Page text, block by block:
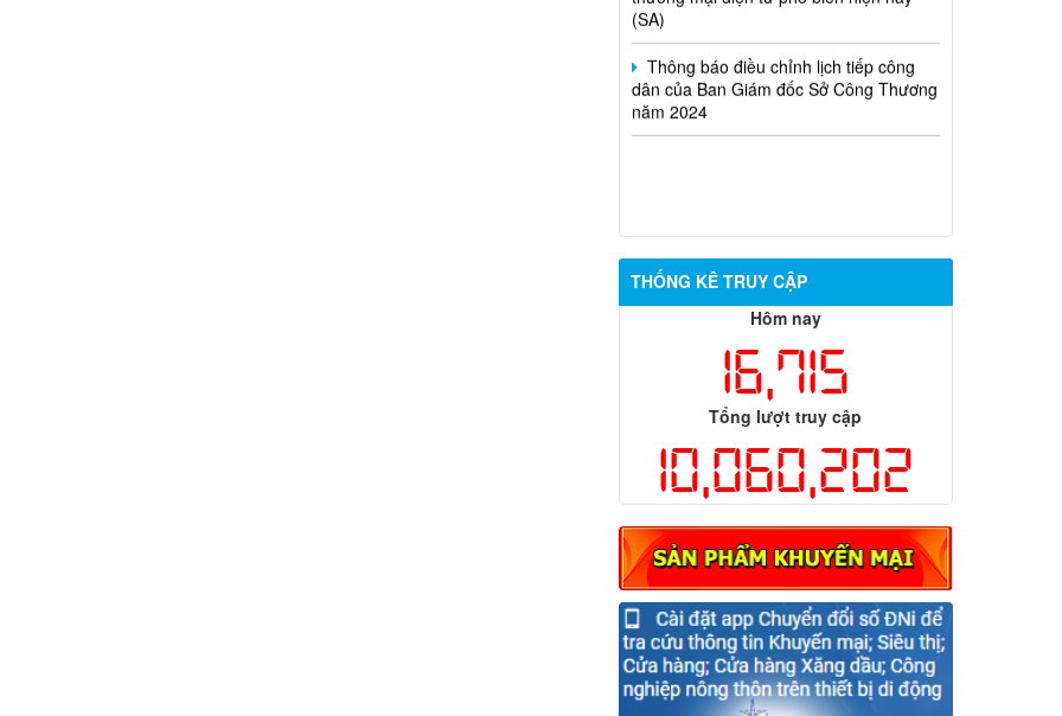
Thông báo điều chỉnh lịch tiếp công
dân của Ban Giám đốc Sở Công Thương
năm 2024
THỐNG KÊ TRUY CẬP
Hôm nay
16,715
Tổng lượt truy cập
10,060,202